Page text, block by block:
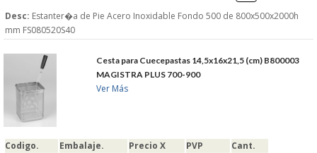
Desc: Estanter�a de Pie Acero Inoxidable Fondo 500 de 800x500x2000h
mm FS080520S40
Cesta para Cuecepastas 14,5x16x21,5 (cm) B800003
MAGISTRA PLUS 700-900
Ver Más
Codigo. Embalaje. Precio X PVP Cant.